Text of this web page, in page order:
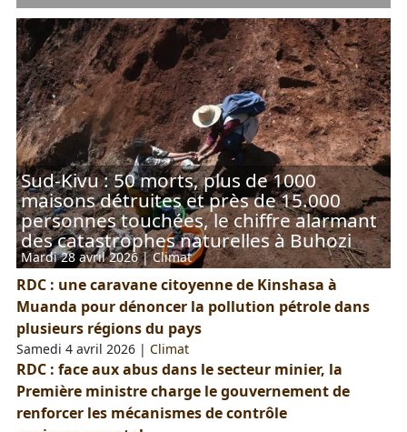
Sud-Kivu : 50 morts, plus de 1000
maisons détruites et près de 15.000
personnes touchées, le chiffre alarmant
des catastrophes naturelles à Buhozi
Mardi 28 avril 2026|Climat
RDC : une caravane citoyenne de Kinshasa à
Muanda pour dénoncer la pollution pétrole dans
plusieurs régions du pays
Samedi 4 avril 2026 |Climat
RDC : face aux abus dans le secteur minier, la
Première ministre charge le gouvernement de
renforcer les mécanismes de contrôle